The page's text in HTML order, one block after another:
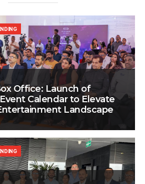
Office: Launch of
Calendar to Elevate
Landscape